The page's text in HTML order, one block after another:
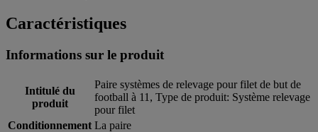
Caractéristiques
Informations sur le produit
Intitulé du
produit
Paire systèmes de relevage pour filet de but de
football à 11, Type de produit: Système relevage
pour filet
Conditionnement La paire